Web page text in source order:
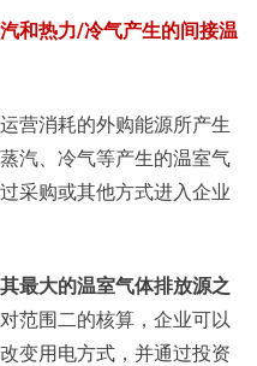
和热力/冷气产生的间接温
营消耗的外购能源所产生
汽、冷气等产生的温室气
采购或其他方式进入企业
最大的温室气体排放源之
范围二的核算，企业可以
变用电方式，并通过投资